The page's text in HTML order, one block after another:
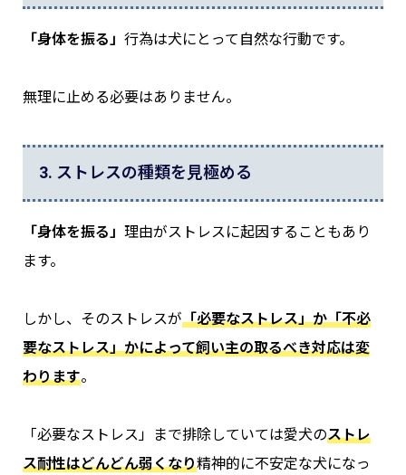
「身体を振る」 行為は犬にとって自然な行動です。
無理に止める必要はありません。
3. ストレスの種類を見極める
「身体を振る」 理由がストレスに起因することもあり
ます。
しかし、そのストレスが「必要なストレス」か「不必
要なストレス」かによって飼い主の取るべき対応は変
わります。
「必要なストレス」まで排除していては愛犬のストレ
ス耐性はどんどん弱くなり精神的に不安定な犬になっ